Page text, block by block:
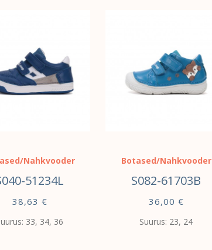
Nahkvooder
51234L
38,63 €
33, 34, 36
Botased/Nahkvooder
S082-61703B
36,00 €
Suurus: 23, 24